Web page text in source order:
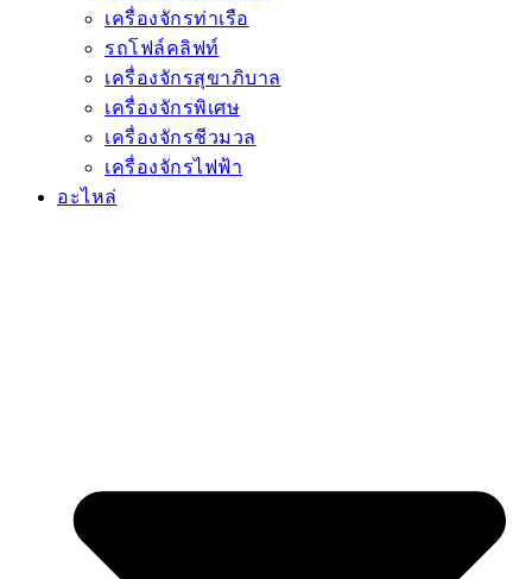
เครื่องจักรท่าเรือ
รถโฟล์คลิฟท์
เครื่องจักรสุขาภิบาล
เครื่องจักรพิเศษ
เครื่องจักรชีวมวล
เครื่องจักรไฟฟ้า
อะไหล่